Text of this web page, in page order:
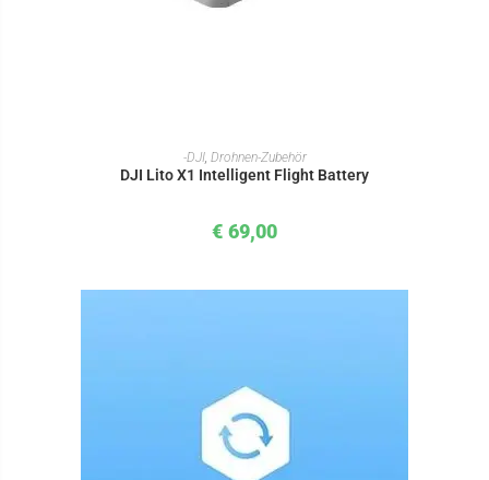
IN DEN WARENKORB
-DJI, Drohnen-Zubehör
DJI Lito X1 Intelligent Flight Battery
€ 69,00